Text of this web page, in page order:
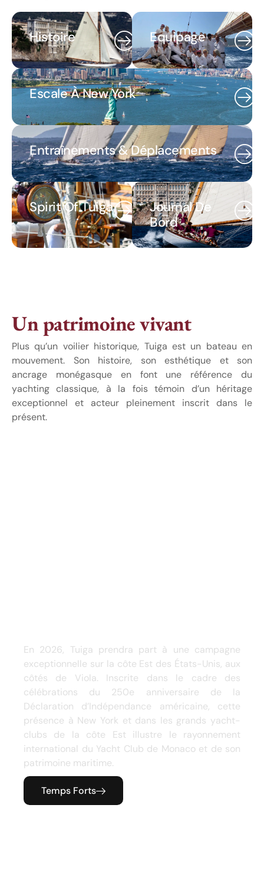
Histoire Equipage
Escale À New York
Entraînements & Déplacements
Spirit Of Tuiga
Journal De
Bord
Un patrimoine vivant
Plus qu’un voilier historique, Tuiga est un bateau en
mouvement. Son histoire, son esthétique et son
ancrage monégasque en font une référence du
yachting classique, à la fois témoin d’un héritage
exceptionnel et acteur pleinement inscrit dans le
présent.
En 2026, Tuiga prendra part à une campagne
exceptionnelle sur la côte Est des États-Unis, aux
côtés de Viola. Inscrite dans le cadre des
célébrations du 250e anniversaire de la
Déclaration d’Indépendance américaine, cette
présence à New York et dans les grands yacht-
clubs de la côte Est illustre le rayonnement
international du Yacht Club de Monaco et de son
patrimoine maritime.
Temps Forts